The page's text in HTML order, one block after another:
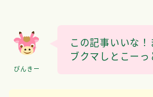
ぴんきー
この記事いいな！
ブクマしとこーっ